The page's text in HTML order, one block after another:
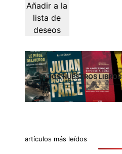
Añadir a la
lista de
deseos
TODOS NUESTROS LIBROS
artículos más leídos